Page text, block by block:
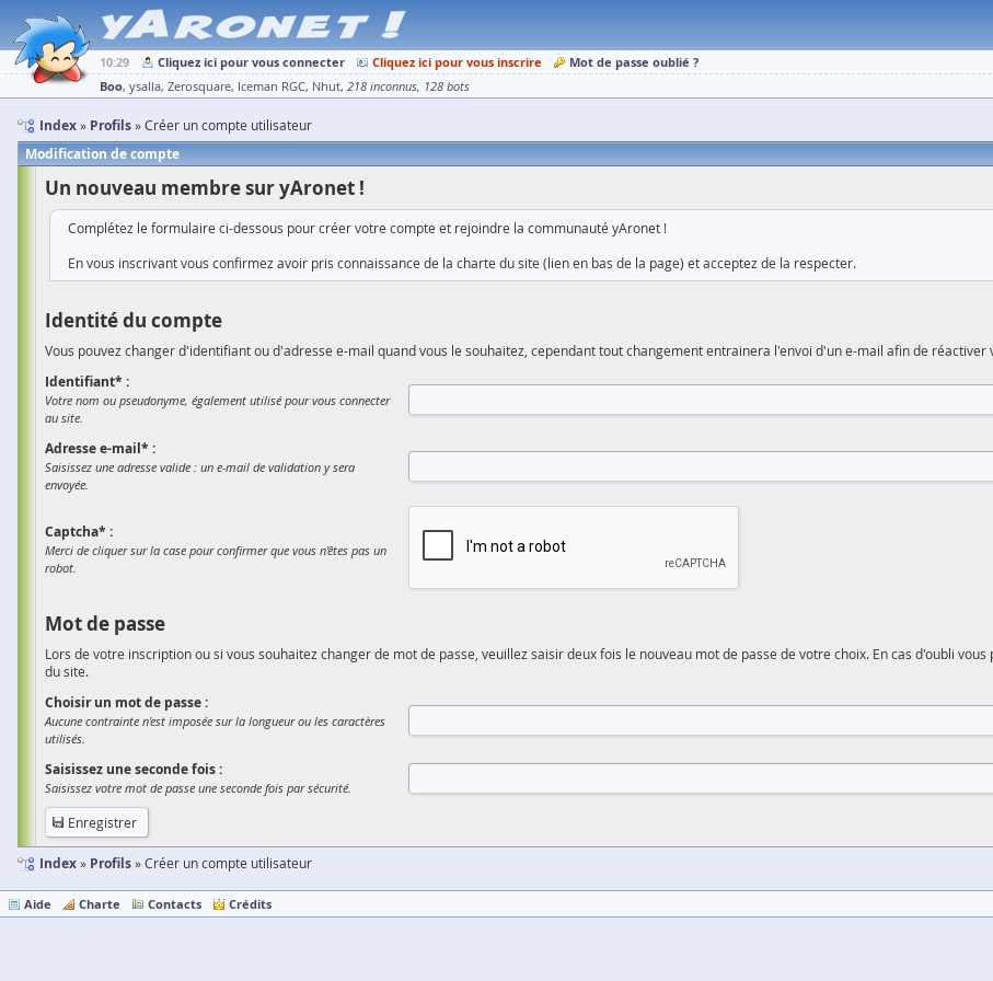
10:29 Cliquez ici pour vous connecter Cliquez ici pour vous inscrire
Mot de passe oublié ?
Boo ysalla Zerosquare Iceman RGC Nhut 218 inconnus 128 bots
Index Profils Créer un compte utilisateur
Modification de compte
Un nouveau membre sur yAronet !
Complétez le formulaire ci-dessous pour créer votre compte et rejoindre la communauté yAronet !
En vous inscrivant vous confirmez avoir pris connaissance de la charte du site (lien en bas de la page) et acceptez de la respecter.
Identité du compte
Vous pouvez changer d'identifiant ou d'adresse e-mail quand vous le souhaitez, cependant tout changement entrainera l'envoi d'un e-mail afin de
Identifiant* :
Votre nom ou pseudonyme, également utilisé pour vous connecter
au site.
Adresse e-mail* :
Saisissez une adresse valide : un e-mail de validation y sera
envoyée.
Captcha* :
Merci de cliquer sur la case pour confirmer que vous n'êtes pas un
robot.
Mot de passe
Lors de votre inscription ou si vous souhaitez changer de mot de passe, veuillez saisir deux fois le nouveau mot de passe de votre choix. En cas d'oubli
du site.
Choisir un mot de passe :
Aucune contrainte n'est imposée sur la longueur ou les caractères
utilisés.
Saisissez une seconde fois :
Saisissez votre mot de passe une seconde fois par sécurité.
Index Profils Créer un compte utilisateur
Aide Charte Contacts Crédits